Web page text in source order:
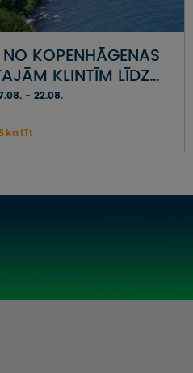
KOPENHĀGENAS
KLINTĪM LĪDZ
SALĀM UN
POLIJĀ
- 22.08.